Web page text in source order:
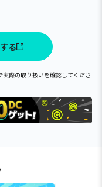
る
際の取り扱いを確認してくださ